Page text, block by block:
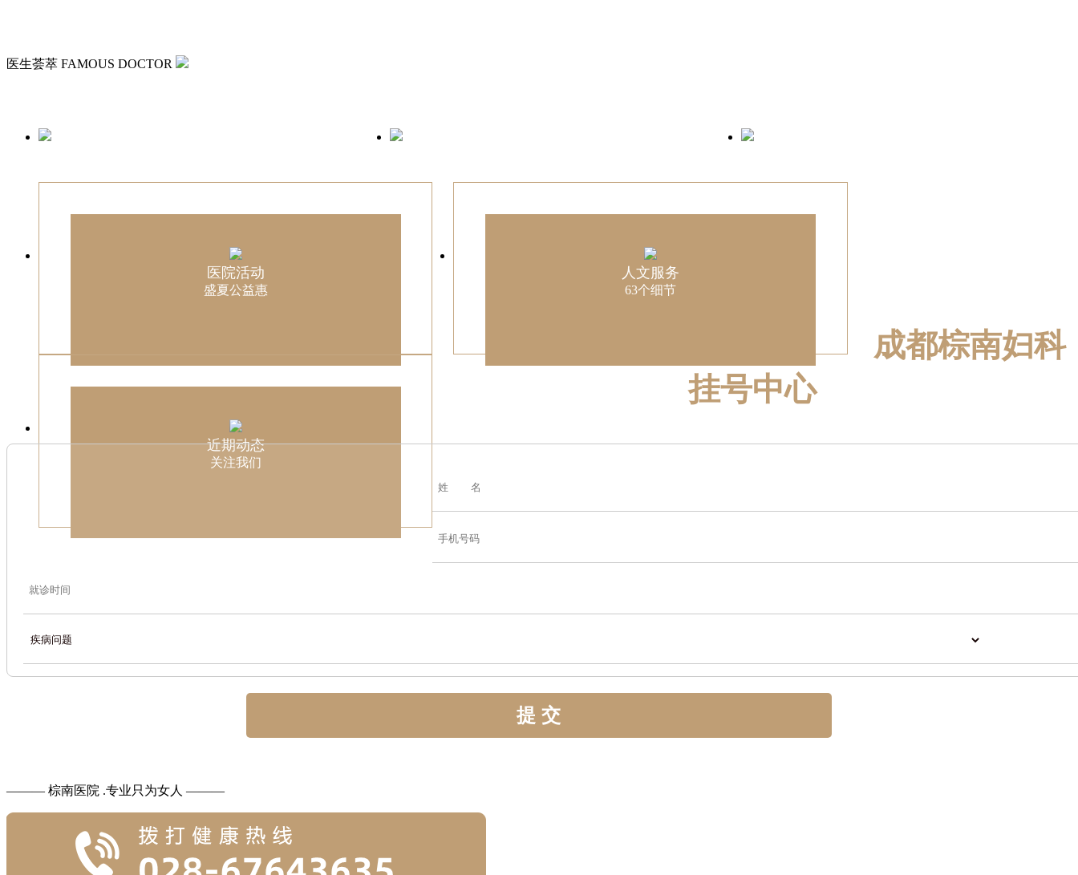
医生荟萃 FAMOUS DOCTOR
医院活动
盛夏公益惠
人文服务
63个细节
近期动态
关注我们
成都棕南妇科
挂号中心
——— 棕南医院 .专业只为女人 ———